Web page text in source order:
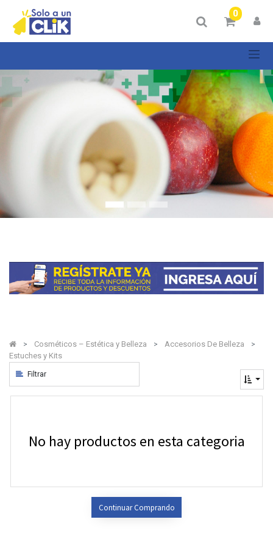
0
Cosméticos – Estética y Belleza
Accesorios De Belleza
Estuches y Kits
Filtrar
Mostrar
Categorías
Mostrar
opciones
No hay productos en esta categoria
Continuar Comprando